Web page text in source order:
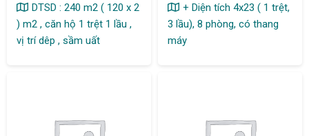
DTSD : 240 m2 ( 120 x 2
) m2 , căn hộ 1 trệt 1 lầu ,
vị trí dêp , sầm uất
+ Diện tích 4x23 ( 1 trệt,
3 lầu), 8 phòng, có thang
máy